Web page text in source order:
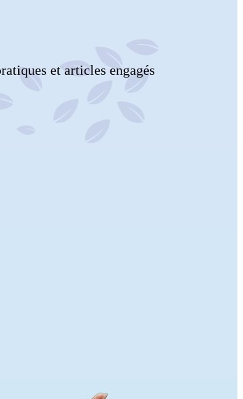
et articles engagés